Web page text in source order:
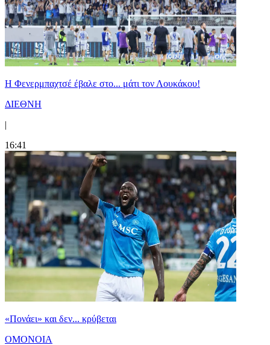
Η Φενερμπαχτσέ έβαλε στο... μάτι τον Λουκάκου!
ΔΙΕΘΝΗ
|
16:41
«Πονάει» και δεν... κρύβεται
ΟΜΟΝΟΙΑ